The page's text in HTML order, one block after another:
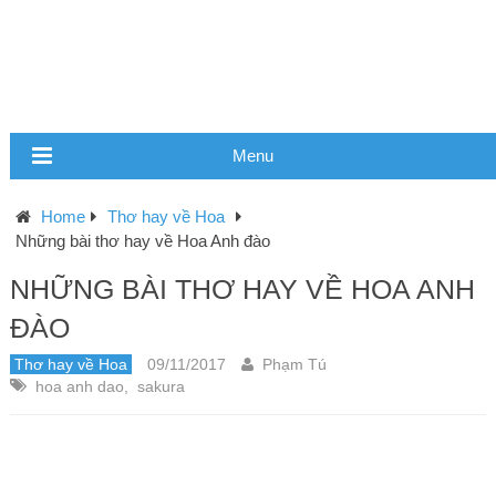
Menu
Home
Thơ hay về Hoa
Những bài thơ hay về Hoa Anh đào
NHỮNG BÀI THƠ HAY VỀ HOA ANH
ĐÀO
Thơ hay về Hoa 09/11/2017
Phạm Tú
hoa anh dao
sakura